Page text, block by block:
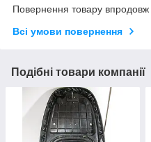
Повернення товару впродовж
Всі умови повернення
Подібні товари компанії